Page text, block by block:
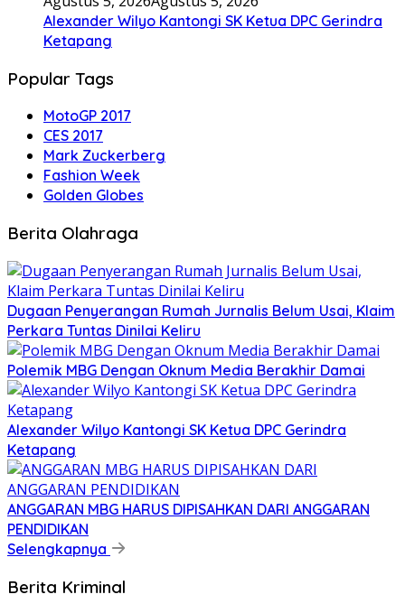
Alexander Wilyo Kantongi SK Ketua DPC Gerindra
Ketapang
Popular Tags
MotoGP 2017
CES 2017
Mark Zuckerberg
Fashion Week
Golden Globes
Berita Olahraga
Dugaan Penyerangan Rumah Jurnalis Belum Usai, Klaim
Perkara Tuntas Dinilai Keliru
Polemik MBG Dengan Oknum Media Berakhir Damai
Alexander Wilyo Kantongi SK Ketua DPC Gerindra
Ketapang
ANGGARAN MBG HARUS DIPISAHKAN DARI ANGGARAN
PENDIDIKAN
Selengkapnya
Berita Kriminal